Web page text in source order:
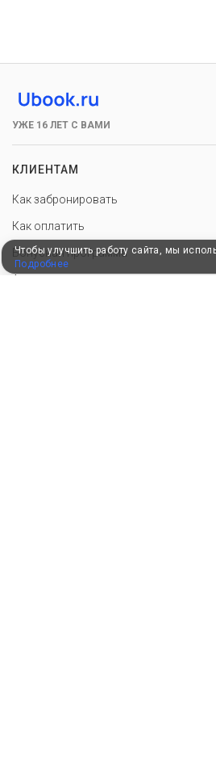
УЖЕ 16 ЛЕТ С ВАМИ
КЛИЕНТАМ
Как забронировать
Как оплатить
Бонусная программа
Акции
Чтобы улучшить работу сайта, мы
Подробнее